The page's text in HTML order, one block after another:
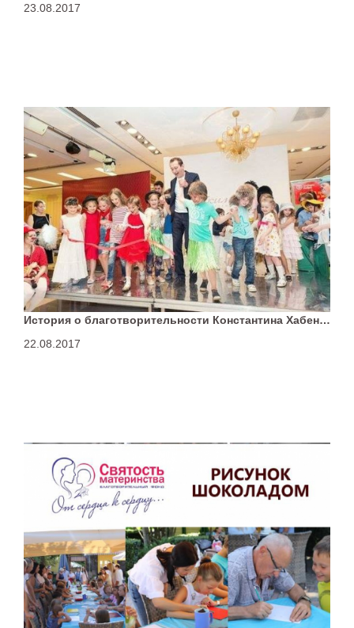
23.08.2017
История о благотворительности Константина Хабенского
22.08.2017